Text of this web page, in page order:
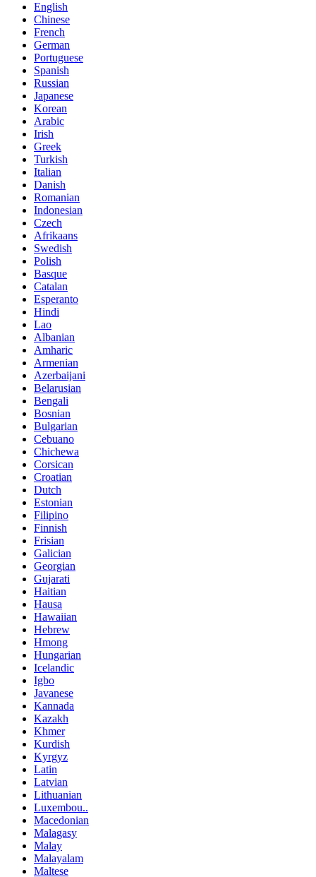
English
Chinese
French
German
Portuguese
Spanish
Russian
Japanese
Korean
Arabic
Irish
Greek
Turkish
Italian
Danish
Romanian
Indonesian
Czech
Afrikaans
Swedish
Polish
Basque
Catalan
Esperanto
Hindi
Lao
Albanian
Amharic
Armenian
Azerbaijani
Belarusian
Bengali
Bosnian
Bulgarian
Cebuano
Chichewa
Corsican
Croatian
Dutch
Estonian
Filipino
Finnish
Frisian
Galician
Georgian
Gujarati
Haitian
Hausa
Hawaiian
Hebrew
Hmong
Hungarian
Icelandic
Igbo
Javanese
Kannada
Kazakh
Khmer
Kurdish
Kyrgyz
Latin
Latvian
Lithuanian
Luxembou..
Macedonian
Malagasy
Malay
Malayalam
Maltese